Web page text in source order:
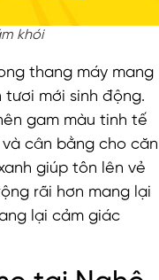
khói
thang máy mang
mới sinh động.
gam màu tinh tế
cân bằng cho căn
giúp tôn lên vẻ
rãi hơn mang lại
lại cảm giác